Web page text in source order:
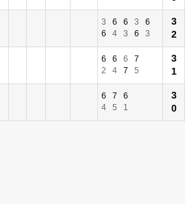
3 6 6 3
6
6
4 3 6 3
3
2
6 6 6
7
2
4 7 5
3
1
6 7
6
4
5 1
3
0